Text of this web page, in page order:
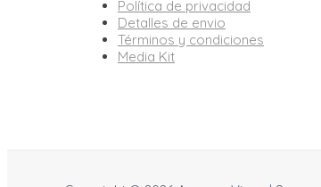
Política de privacidad
Detalles de envio
Términos y condiciones
Media Kit